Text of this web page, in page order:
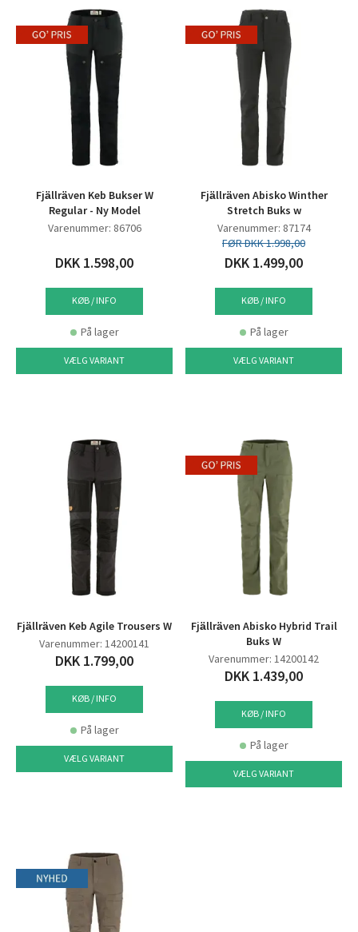
Fjällräven Keb Bukser W
Regular - Ny Model
Varenummer: 86706
DKK 1.598,00
KØB / INFO
På lager
VÆLG VARIANT
Fjällräven Abisko Winther
Stretch Buks w
Varenummer: 87174
FØR DKK 1.998,00
DKK 1.499,00
KØB / INFO
På lager
VÆLG VARIANT
Fjällräven Keb Agile Trousers W
Varenummer: 14200141
DKK 1.799,00
KØB / INFO
På lager
VÆLG VARIANT
Fjällräven Abisko Hybrid Trail
Buks W
Varenummer: 14200142
DKK 1.439,00
KØB / INFO
På lager
VÆLG VARIANT